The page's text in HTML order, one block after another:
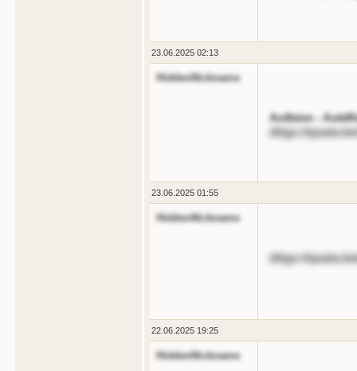
23.06.2025 02:13
HiddenNickname
Anlbinn -
dttgs://
23.06.2025 01:55
HiddenNickname
dttgs://
22.06.2025 19:25
HiddenNickname